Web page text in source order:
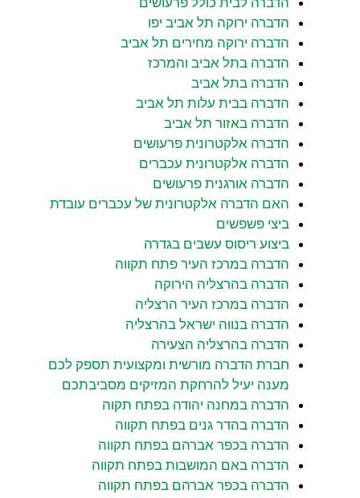
הדברה ירוקה תל אביב יפו
הדברה ירוקה מחירים תל אביב
הדברה בתל אביב והמרכז
הדברה בתל אביב
הדברה בבית עלות תל אביב
הדברה באזור תל אביב
הדברה אלקטרונית פרעושים
הדברה אלקטרונית עכברים
הדברה אורגנית פרעושים
האם הדברה אלקטרונית של עכברים עובדת
ביצי פשפשים
ביצוע ריסוס עשבים בגדרה
הדברה במרכז העיר פתח תקווה
הדברה בהרצליה הירוקה
הדברה במרכז העיר הרצליה
הדברה בנווה ישראל בהרצליה
הדברה בהרצליה הצעירה
חברת הדברה מורשית ומקצועית תספק לכם
מענה יעיל להרחקת המזיקים מסביבתכם
הדברה במחנה יהודה בפתח תקוה
הדברה בהדר גנים בפתח תקווה
הדברה בכפר אברהם בפתח תקווה
הדברה באם המושבות בפתח תקווה
הדברה בכפר אברהם בפתח תקווה